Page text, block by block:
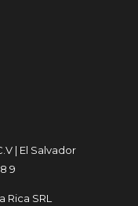
| El Salvador
9
Rica SRL